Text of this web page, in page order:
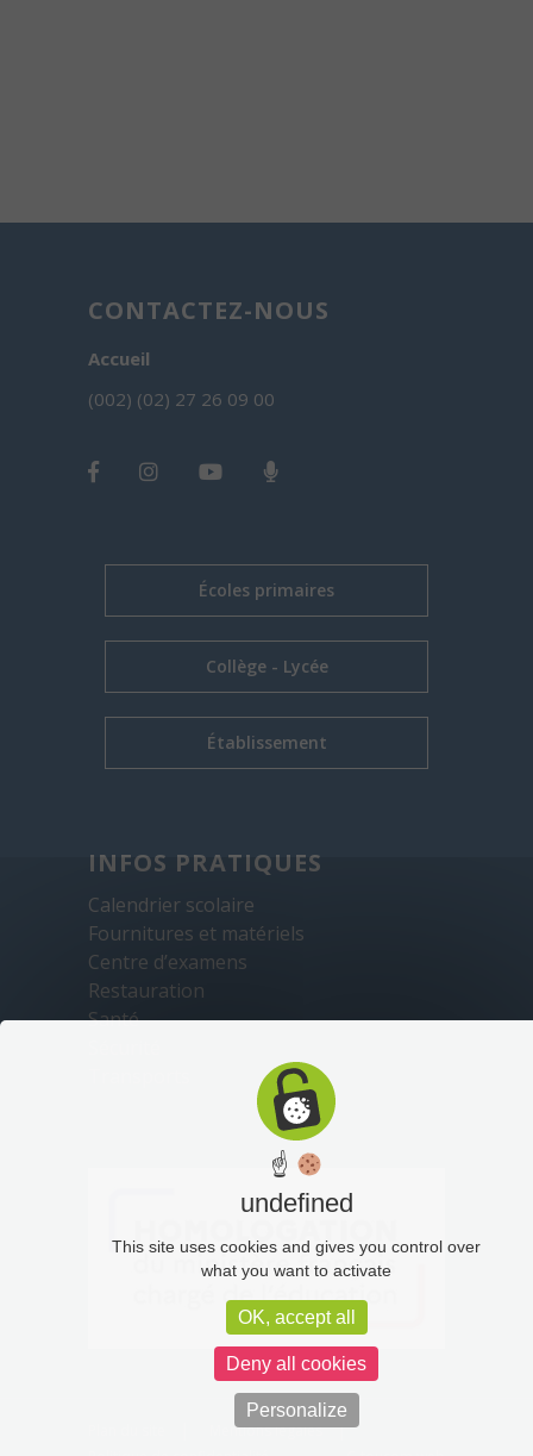
CONTACTEZ-NOUS
Accueil
(002) (02) 27 26 09 00
Écoles primaires
Collège - Lycée
Établissement
INFOS PRATIQUES
Calendrier scolaire
Fournitures et matériels
Centre d’examens
Restauration
Santé
Mentions légales
☝
undefined
This site uses cookies and gives you control over
what you want to activate
OK, accept all
Deny all cookies
Personalize